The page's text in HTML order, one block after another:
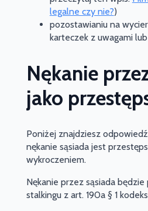
legalne czy nie?)
pozostawianiu na
karteczek z uwagami
Nękanie
jako
Poniżej znajdziesz
nękanie sąsiada jest
wykroczeniem.
Nękanie przez sąsiada
stalkingu z art. 190a § 1